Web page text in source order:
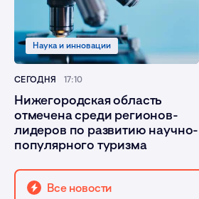
Нижегородская область
отмечена среди регионов-
лидеров по развитию научно-
популярного туризма
Наука и инновации
СЕГОДНЯ 17:10
Все новости